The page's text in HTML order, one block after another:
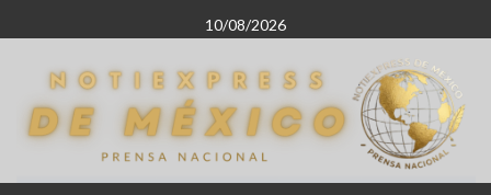
10/08/2026